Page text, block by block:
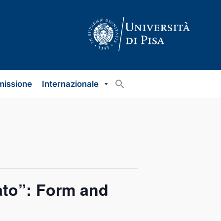
Internazionale
Form and